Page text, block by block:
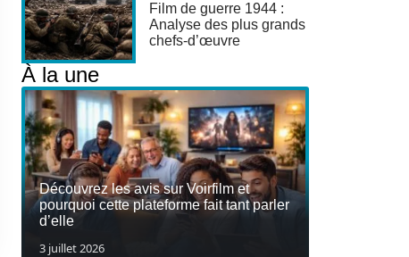
Film de guerre 1944 :
Analyse des plus grands
chefs-d’œuvre
À la une
Découvrez les avis sur Voirfilm et
pourquoi cette plateforme fait tant parler
d’elle
3 juillet 2026